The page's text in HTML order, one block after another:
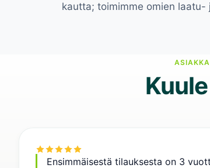
kautta; toimimme omien
Ensimmäisestä tilauksesta on 3